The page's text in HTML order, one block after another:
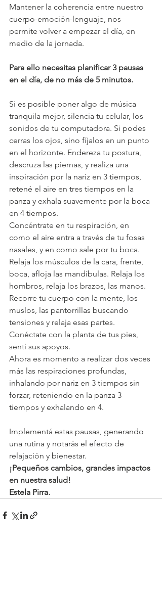
Mantener la coherencia entre nuestro
cuerpo-emoción-lenguaje, nos
permite volver a empezar el día, en
medio de la jornada.
Para ello necesitas planificar 3 pausas
en el día, de no más de 5 minutos.
Si es posible poner algo de música
tranquila mejor, silencia tu celular, los
sonidos de tu computadora. Si podes
cerras los ojos, sino fíjalos en un punto
en el horizonte. Endereza tu postura,
descruza las piernas, y realiza una
inspiración por la nariz en 3 tiempos,
retené el aire en tres tiempos en la
panza y exhala suavemente por la boca
en 4 tiempos.
Concéntrate en tu respiración, en
como el aire entra a través de tu fosas
nasales, y en como sale por tu boca.
Relaja los músculos de la cara, frente,
boca, afloja las mandíbulas. Relaja los
hombros, relaja los brazos, las manos.
Recorre tu cuerpo con la mente, los
muslos, las pantorrillas buscando
tensiones y relaja esas partes.
Conéctate con la planta de tus pies,
sentí sus apoyos.
Ahora es momento a realizar dos veces
más las respiraciones profundas,
inhalando por nariz en 3 tiempos sin
forzar, reteniendo en la panza 3
tiempos y exhalando en 4.
Implementá estas pausas, generando
una rutina y notarás el efecto de
relajación y bienestar.
¡Pequeños cambios, grandes impactos
en nuestra salud!
Estela Pirra.